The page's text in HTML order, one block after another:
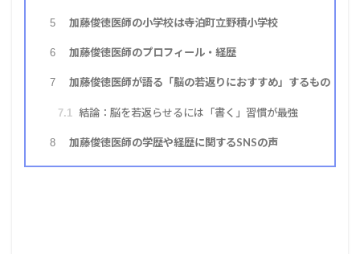
5 加藤俊徳医師の小学校は寺泊町立野積小学校
6 加藤俊徳医師のプロフィール・経歴
7 加藤俊徳医師が語る「脳の若返りにおすすめ」するもの
7.1 結論：脳を若返らせるには「書く」習慣が最強
8 加藤俊徳医師の学歴や経歴に関するSNSの声